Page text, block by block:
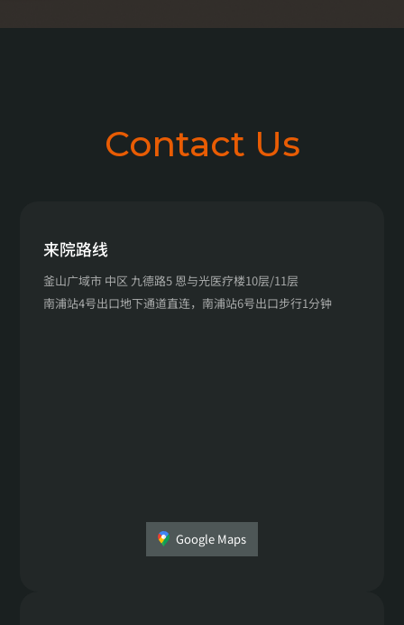
Contact Us
来院路线
釜山广域市 中区 九德路5 恩与光医疗楼10层/11层
南浦站4号出口地下通道直连，南浦站6号出口步行1分钟
Google Maps